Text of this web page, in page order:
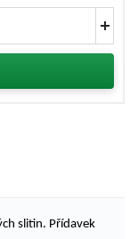
slitin. Přídavek